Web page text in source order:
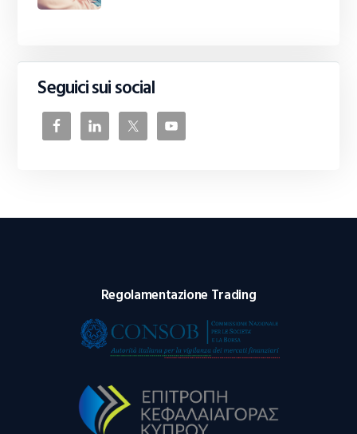
Seguici sui social
Regolamentazione Trading